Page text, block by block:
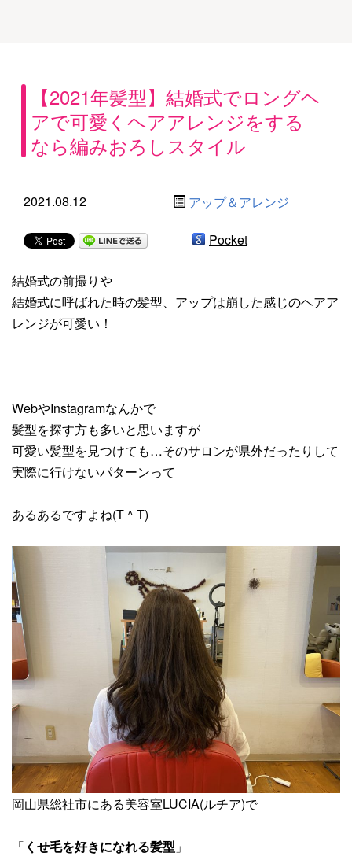
【2021年髪型】結婚式でロングヘ
アで可愛くヘアアレンジをする
なら編みおろしスタイル
2021.08.12 アップ＆アレンジ
Pocket
結婚式の前撮りや
結婚式に呼ばれた時の髪型、アップは崩した感じのヘアア
レンジが可愛い！
WebやInstagramなんかで
髪型を探す方も多いと思いますが
可愛い髪型を見つけても…そのサロンが県外だったりして
実際に行けないパターンって
あるあるですよね(T ^ T)
岡山県総社市にある美容室LUCIA(ルチア)で
「 くせ毛を好きになれる髪型 」